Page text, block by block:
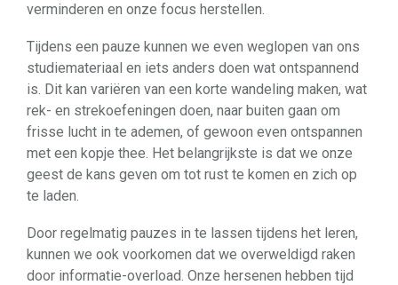
verminderen en onze focus herstellen.
Tijdens een pauze kunnen we even weglopen van ons
studiemateriaal en iets anders doen wat ontspannend
is. Dit kan variëren van een korte wandeling maken, wat
rek- en strekoefeningen doen, naar buiten gaan om
frisse lucht in te ademen, of gewoon even ontspannen
met een kopje thee. Het belangrijkste is dat we onze
geest de kans geven om tot rust te komen en zich op
te laden.
Door regelmatig pauzes in te lassen tijdens het leren,
kunnen we ook voorkomen dat we overweldigd raken
door informatie-overload. Onze hersenen hebben tijd